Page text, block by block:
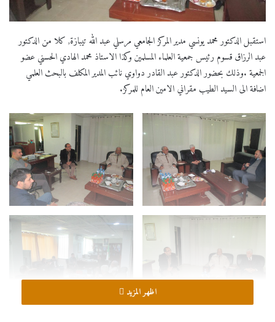
استقبل الدكتور محمد يونسي مدير المركز الجامعي مرسلي عبد الله تيبازة, كلا من الدكتور
عبد الرزاق قسوم رئيس جمعية العلماء المسلمين وكذا الاستاذ محمد الهادي الحسني عضو
الجمعية .وذلك بحضور الدكتور عبد القادر دواوي نائب المدير المكلف بالبحث العلمي
اضافة الى السيد الطيب مقراني الامين العام للمركز.
اظهر المزيد